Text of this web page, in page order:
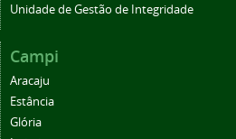
Unidade de Gestão de Integridade
Campi
Aracaju
Estância
Glória